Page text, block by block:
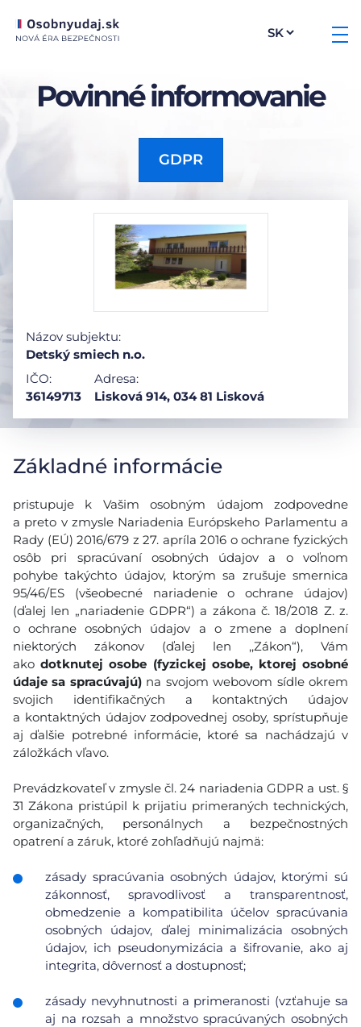
Povinné informovanie
GDPR
Názov subjektu:
Detský smiech n.o.
IČO:
36149713
Adresa:
Lisková 914, 034 81 Lisková
Základné informácie
pristupuje k Vašim osobným údajom zodpovedne
a preto v zmysle Nariadenia Európskeho Parlamentu a
Rady (EÚ) 2016/679 z 27. apríla 2016 o ochrane fyzických
osôb pri spracúvaní osobných údajov a o voľnom
pohybe takýchto údajov, ktorým sa zrušuje smernica
95/46/ES (všeobecné nariadenie o ochrane údajov)
(ďalej len „nariadenie GDPR“) a zákona č. 18/2018 Z. z.
o ochrane osobných údajov a o zmene a doplnení
niektorých zákonov (ďalej len ,,Zákon“), Vám
akodotknutej osobe (fyzickej osobe, ktorej osobné
údaje sa spracúvajú)na svojom webovom sídle okrem
svojich identifikačných a kontaktných údajov
a kontaktných údajov zodpovednej osoby, sprístupňuje
aj ďalšie potrebné informácie, ktoré sa nachádzajú v
záložkách vľavo.
Prevádzkovateľ v zmysle čl. 24 nariadenia GDPR a ust. §
31 Zákona pristúpil k prijatiu primeraných technických,
organizačných, personálnych a bezpečnostných
opatrení a záruk, ktoré zohľadňujú najmä:
zásady spracúvania osobných údajov, ktorými sú
zákonnosť, spravodlivosť a transparentnosť,
obmedzenie a kompatibilita účelov spracúvania
osobných údajov, ďalej minimalizácia osobných
údajov, ich pseudonymizácia a šifrovanie, ako aj
integrita, dôvernosť a dostupnosť;
zásady nevyhnutnosti a primeranosti (vzťahuje sa
aj na rozsah a množstvo spracúvaných osobných